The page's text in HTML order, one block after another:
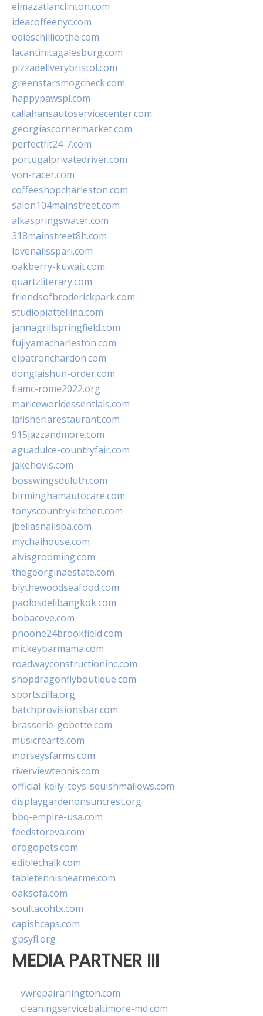
elmazatlanclinton.com
ideacoffeenyc.com
odieschillicothe.com
lacantinitagalesburg.com
pizzadeliverybristol.com
greenstarsmogcheck.com
happypawspl.com
callahansautoservicecenter.com
georgiascornermarket.com
perfectfit24-7.com
portugalprivatedriver.com
von-racer.com
coffeeshopcharleston.com
salon104mainstreet.com
alkaspringswater.com
318mainstreet8h.com
lovenailsspari.com
oakberry-kuwait.com
quartzliterary.com
friendsofbroderickpark.com
studiopiattellina.com
jannagrillspringfield.com
fujiyamacharleston.com
elpatronchardon.com
donglaishun-order.com
fiamc-rome2022.org
mariceworldessentials.com
lafisheriarestaurant.com
915jazzandmore.com
aguadulce-countryfair.com
jakehovis.com
bosswingsduluth.com
birminghamautocare.com
tonyscountrykitchen.com
jbellasnailspa.com
mychaihouse.com
alvisgrooming.com
thegeorginaestate.com
blythewoodseafood.com
paolosdelibangkok.com
bobacove.com
phoone24brookfield.com
mickeybarmama.com
roadwayconstructioninc.com
shopdragonflyboutique.com
sportszilla.org
batchprovisionsbar.com
brasserie-gobette.com
musicrearte.com
morseysfarms.com
riverviewtennis.com
official-kelly-toys-squishmallows.com
displaygardenonsuncrest.org
bbq-empire-usa.com
feedstoreva.com
drogopets.com
ediblechalk.com
tabletennisnearme.com
oaksofa.com
soultacohtx.com
capishcaps.com
gpsyfl.org
MEDIA PARTNER III
vwrepairarlington.com
cleaningservicebaltimore-md.com